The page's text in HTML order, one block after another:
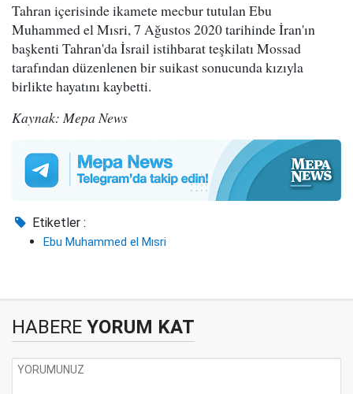
Tahran içerisinde ikamete mecbur tutulan Ebu
Muhammed el Mısri, 7 Ağustos 2020 tarihinde İran'ın
başkenti Tahran'da İsrail istihbarat teşkilatı Mossad
tarafından düzenlenen bir suikast sonucunda kızıyla
birlikte hayatını kaybetti.
Kaynak: Mepa News
Etiketler :
Ebu Muhammed el Mısri
HABERE YORUM KAT